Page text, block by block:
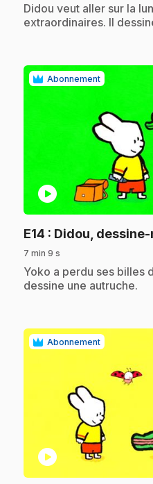
.Didou veut aller sur la
extraordinaires. Il
Abonnement
play_circle
E14 : Didou,
7 min 9 s
.Yoko a perdu ses billes
dessine une autruche.
Abonnement
play_circle